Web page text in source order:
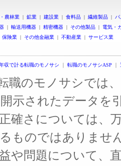
農林業 | 鉱業 | 建設業 | 食料品 | 繊維製品 |
| 輸送用機器 | 精密機器 | その他製品 | 電気・
保険業 | その他金融業 | 不動産業 | サービス業
収で計る転職のモノサシ ｜ 転職のモノサシASP ｜
職のモノサシでは
示されたデータを
確さについては、
ものではありませ
や問題について、